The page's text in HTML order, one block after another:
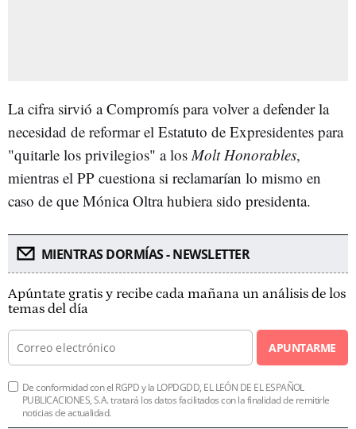
La cifra sirvió a Compromís para volver a defender la
necesidad de reformar el Estatuto de Expresidentes para
"quitarle los privilegios" a los Molt Honorables,
mientras el PP cuestiona si reclamarían lo mismo en
caso de que Mónica Oltra hubiera sido presidenta.
MIENTRAS DORMÍAS - NEWSLETTER
Apúntate gratis y recibe cada mañana un análisis de los
temas del día
APUNTARME
De conformidad con el RGPD y la LOPDGDD, EL LEÓN DE EL ESPAÑOL
PUBLICACIONES, S.A. tratará los datos facilitados con la finalidad de remitirle
noticias de actualidad.